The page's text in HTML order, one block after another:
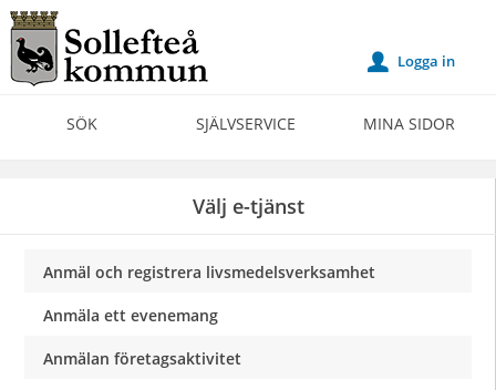
Välkommen
till
Självservice
Sollefteå
SÖK SJÄLVSERVICE MINA SIDOR
u Logga in
Välj e-tjänst
Anmäl och registrera livsmedelsverksamhet
Anmäla ett evenemang
Anmälan företagsaktivitet